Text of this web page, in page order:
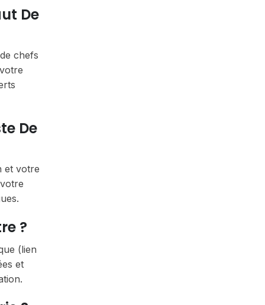
De
chefs
De
et votre
?
(lien
et